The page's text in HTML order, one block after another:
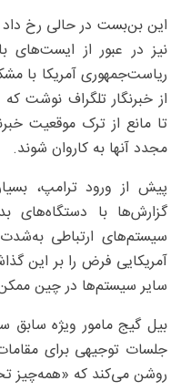
این بن‌بست در حالی رخ داد
نیز در عبور از ایست‌های
ریاست‌جمهوری آمریکا با
از خبرنگار تلگراف نوشت
تا مانع از ترک موقعیت
مجدد آنها به کاروان شوند.
پیش از ورود ترامپ،
گزارش‌ها با
سیستم‌های ارتباطی
آمریکایی فرض را بر این
سایر سیستم‌ها در چین
بیل گیج مامور ویژه
جلسات توجیهی برای
روشن می‌کند که «همه‌چیز